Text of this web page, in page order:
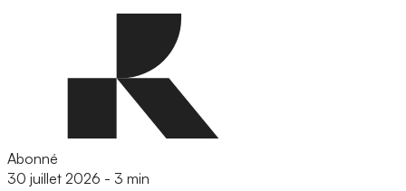
Abonné
30 juillet 2026 - 3 min